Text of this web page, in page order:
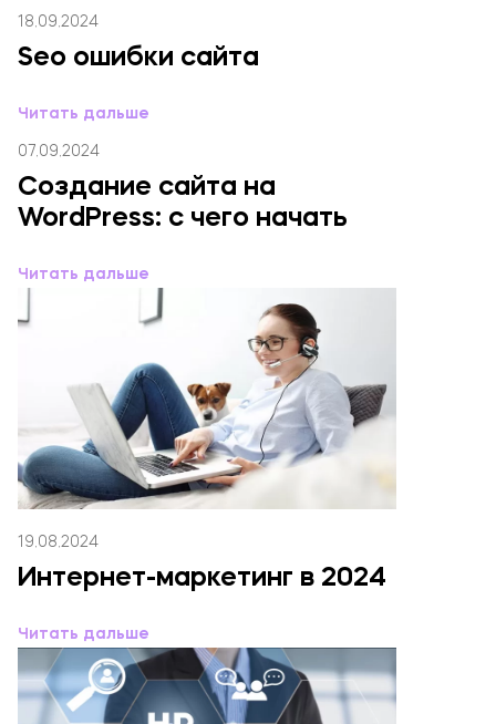
18.09.2024
Seo ошибки сайта
Читать дальше
07.09.2024
Создание сайта на
WordPress: с чего начать
Читать дальше
19.08.2024
Интернет-маркетинг в 2024
Читать дальше